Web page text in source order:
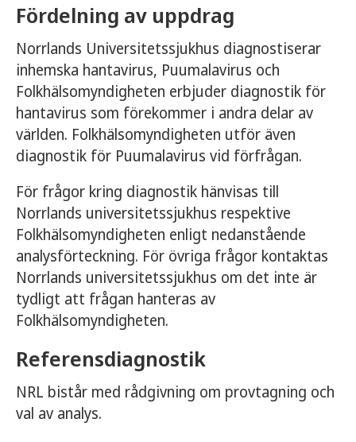
Fördelning av uppdrag
Norrlands Universitetssjukhus diagnostiserar
inhemska hantavirus, Puumalavirus och
Folkhälsomyndigheten erbjuder diagnostik för
hantavirus som förekommer i andra delar av
världen. Folkhälsomyndigheten utför även
diagnostik för Puumalavirus vid förfrågan.
För frågor kring diagnostik hänvisas till
Norrlands universitetssjukhus respektive
Folkhälsomyndigheten enligt nedanstående
analysförteckning. För övriga frågor kontaktas
Norrlands universitetssjukhus om det inte är
tydligt att frågan hanteras av
Folkhälsomyndigheten.
Referensdiagnostik
NRL bistår med rådgivning om provtagning och
val av analys.